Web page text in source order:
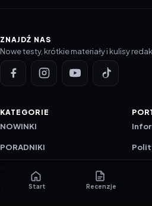
ZNAJDŹ NAS
Nowe testy, krótkie materiały i kulisy
KATEGORIE
NOWINKI
PORADNIKI
TESTY GIER
Start Recenzje